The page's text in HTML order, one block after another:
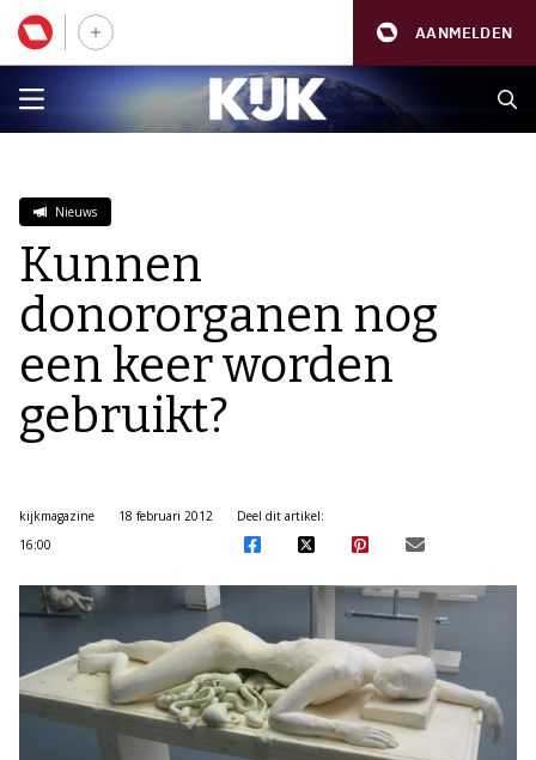
AANMELDEN
Nieuws
Kunnen
donororganen nog
een keer worden
gebruikt?
kijkmagazine
18 februari 2012
16:00
Deel dit artikel: